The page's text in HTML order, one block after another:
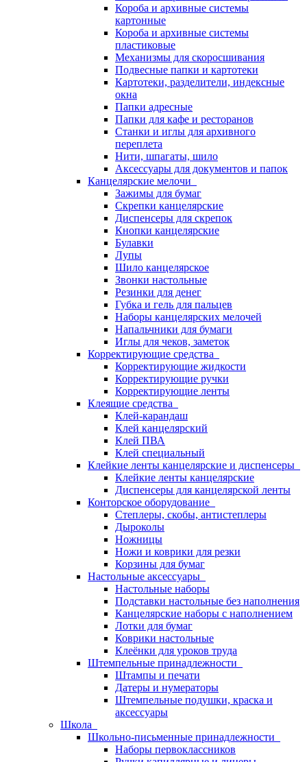
Короба и архивные системы
картонные
Короба и архивные системы
пластиковые
Механизмы для скоросшивания
Подвесные папки и картотеки
Картотеки, разделители, индексные
окна
Папки адресные
Папки для кафе и ресторанов
Станки и иглы для архивного
переплета
Нити, шпагаты, шило
Аксессуары для документов и папок
Канцелярские мелочи
Зажимы для бумаг
Скрепки канцелярские
Диспенсеры для скрепок
Кнопки канцелярские
Булавки
Лупы
Шило канцелярское
Звонки настольные
Резинки для денег
Губка и гель для пальцев
Наборы канцелярских мелочей
Напальчники для бумаги
Иглы для чеков, заметок
Корректирующие средства
Корректирующие жидкости
Корректирующие ручки
Корректирующие ленты
Клеящие средства
Клей-карандаш
Клей канцелярский
Клей ПВА
Клей специальный
Клейкие ленты канцелярские и диспенсеры
Клейкие ленты канцелярские
Диспенсеры для канцелярской ленты
Конторское оборудование
Степлеры, скобы, антистеплеры
Дыроколы
Ножницы
Ножи и коврики для резки
Корзины для бумаг
Настольные аксессуары
Настольные наборы
Подставки настольные без наполнения
Канцелярские наборы с наполнением
Лотки для бумаг
Коврики настольные
Клеёнки для уроков труда
Штемпельные принадлежности
Штампы и печати
Датеры и нумераторы
Штемпельные подушки, краска и
аксессуары
Школа
Школьно-письменные принадлежности
Наборы первоклассников